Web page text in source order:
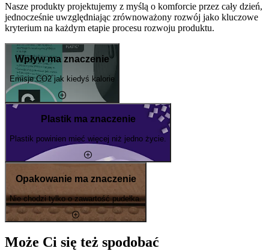
Nasze produkty projektujemy z myślą o komforcie przez cały dzień,
jednocześnie uwzględniając zrównoważony rozwój jako kluczowe
kryterium na każdym etapie procesu rozwoju produktu.
Wpływ ma znaczenie
Emisje CO2 jak kiedyś kalorie
Plastik ma znaczenie
Plastik powinien mieć więcej niż jedno życie.
Opakowanie ma znaczenie
Nie chodzi tylko o zawartość pudełka.
Może Ci się też spodobać